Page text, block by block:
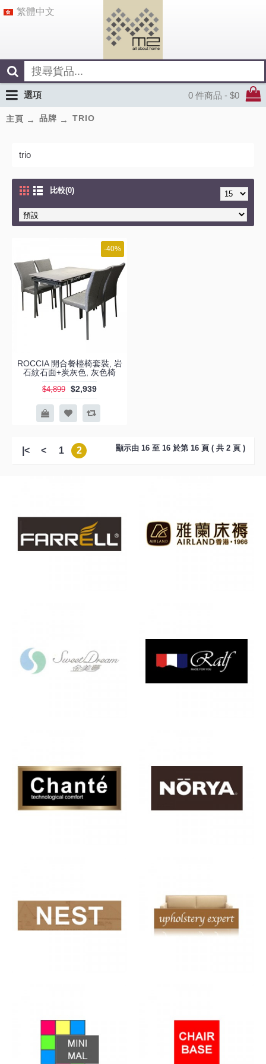
繁體中文
0 件商品 - $0
選項
主頁 品牌 TRIO
trio
比較(0)
-40%
ROCCIA 開合餐檯椅套裝, 岩
石紋石面+炭灰色, 灰色椅
$4,899 $2,939
|< < 1 2 顯示由 16 至 16 於第 16 頁 ( 共 2 頁 )